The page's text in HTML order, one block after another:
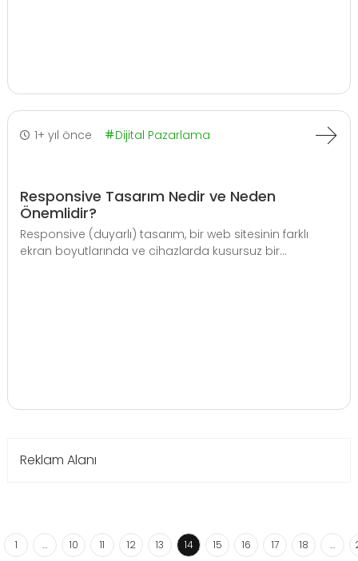
1+ yıl önce Dijital Pazarlama
Responsive Tasarım Nedir ve Neden
Önemlidir?
Responsive (duyarlı) tasarım, bir web sitesinin farklı
ekran boyutlarında ve cihazlarda kusursuz bir...
Reklam Alanı
1 … 10 11 12 13 14 15 16 17 18 …